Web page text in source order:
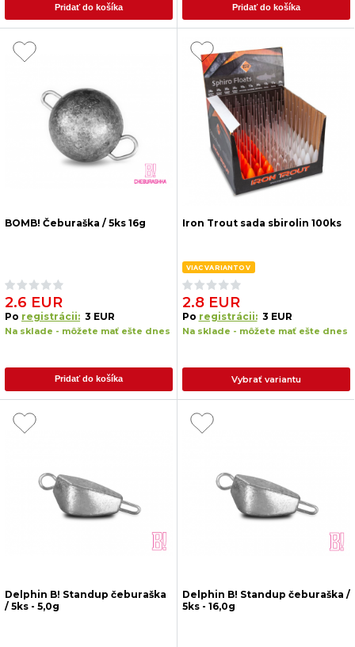
Pridať do košíka Pridať do košíka
BOMB! Čeburaška / 5ks 16g
2.6 EUR
Po registrácii: 3 EUR
Na sklade - môžete mať ešte dnes
Pridať do košíka
Iron Trout sada sbirolin 100ks
VIAC VARIANTOV
2.8 EUR
Po registrácii: 3 EUR
Na sklade - môžete mať ešte dnes
Vybrať variantu
Delphin B! Standup čeburaška
/ 5ks - 5,0g
Delphin B! Standup čeburaška /
5ks - 16,0g